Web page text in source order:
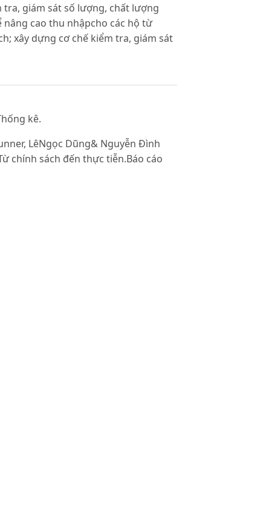
tra, giám sát số lượng, chất lượng
nâng cao thu nhậpcho các hộ từ
xây dựng cơ chế kiểm tra, giám sát
kê.
LêNgọc Dũng& Nguyễn Đình
chính sách đến thực tiễn.Báo cáo